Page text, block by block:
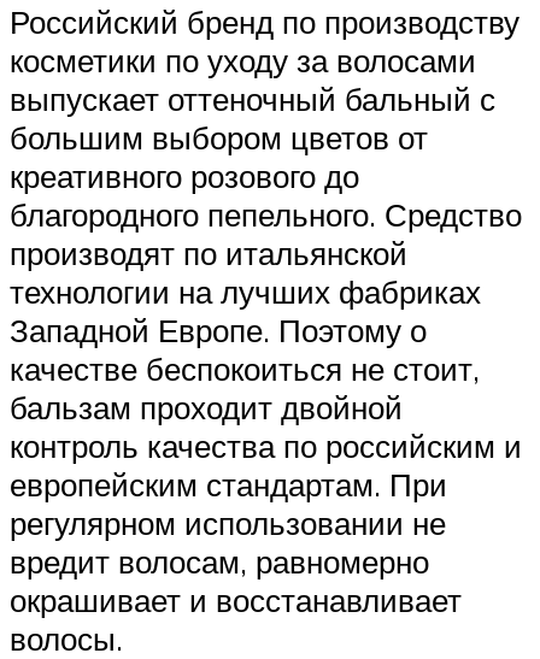
Российский бренд по производству
косметики по уходу за волосами
выпускает оттеночный бальный с
большим выбором цветов от
креативного розового до
благородного пепельного. Средство
производят по итальянской
технологии на лучших фабриках
Западной Европе. Поэтому о
качестве беспокоиться не стоит,
бальзам проходит двойной
контроль качества по российским и
европейским стандартам. При
регулярном использовании не
вредит волосам, равномерно
окрашивает и восстанавливает
волосы.